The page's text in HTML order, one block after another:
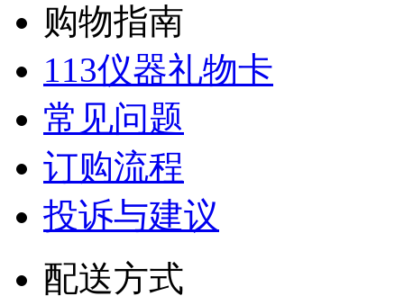
购物指南
113仪器礼物卡
常见问题
订购流程
投诉与建议
配送方式